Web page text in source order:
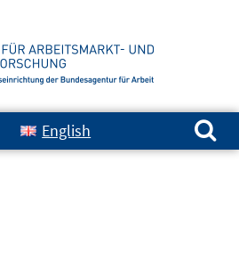
English
Suchen nach: